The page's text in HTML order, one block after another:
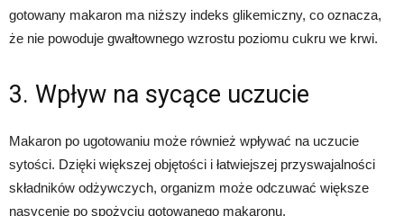
gotowany makaron ma niższy indeks glikemiczny, co oznacza,
że nie powoduje gwałtownego wzrostu poziomu cukru we krwi.
3. Wpływ na sycące uczucie
Makaron po ugotowaniu może również wpływać na uczucie
sytości. Dzięki większej objętości i łatwiejszej przyswajalności
składników odżywczych, organizm może odczuwać większe
nasycenie po spożyciu gotowanego makaronu.